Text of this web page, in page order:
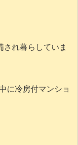
れ暮らしていま
冷房付マンショ